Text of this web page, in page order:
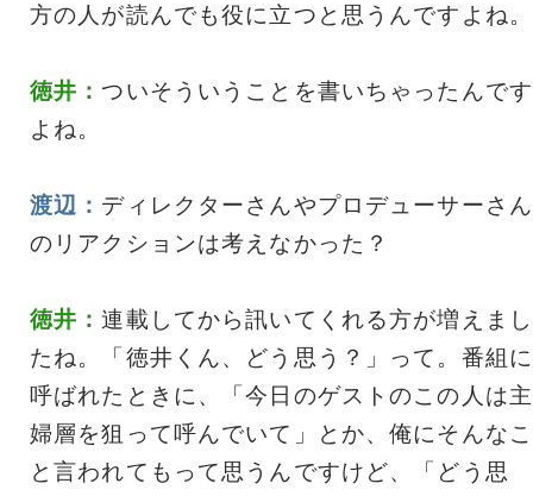
方の人が読んでも役に立つと思うんですよね。
徳井： ついそういうことを書いちゃったんです
よね。
渡辺： ディレクターさんやプロデューサーさん
のリアクションは考えなかった？
徳井：連載してから訊いてくれる方が増えまし
たね。「徳井くん、どう思う？」って。番組に
呼ばれたときに、「今日のゲストのこの人は主
婦層を狙って呼んでいて」とか、俺にそんなこ
と言われてもって思うんですけど、「どう思